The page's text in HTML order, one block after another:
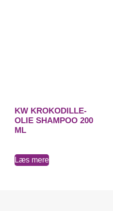
KW KROKODILLE-
OLIE SHAMPOO 200
ML
Læs mere